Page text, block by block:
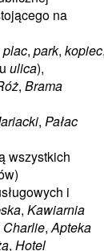
na
plac, park, kopiec
ulica),
, Brama
, Pałac
wszystkich
i
, Kawiarnia
, Apteka
, Hotel